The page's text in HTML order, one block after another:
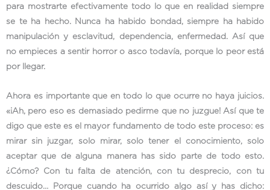
para mostrarte efectivamente todo lo que en realidad siempre
se te ha hecho. Nunca ha habido bondad, siempre ha habido
manipulación y esclavitud, dependencia, enfermedad. Así que
no empieces a sentir horror o asco todavía, porque lo peor está
por llegar.
Ahora es importante que en todo lo que ocurre no haya juicios.
«¡Ah, pero eso es demasiado pedirme que no juzgue! Así que te
digo que este es el mayor fundamento de todo este proceso: es
mirar sin juzgar, solo mirar, solo tener el conocimiento, solo
aceptar que de alguna manera has sido parte de todo esto.
¿Cómo? Con tu falta de atención, con tu desprecio, con tu
descuido… Porque cuando ha ocurrido algo así y has dicho: